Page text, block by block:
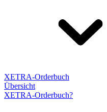
XETRA-Orderbuch
Übersicht
XETRA-Orderbuch?